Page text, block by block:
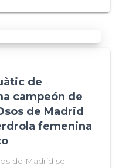
de
campeón de
de Madrid
femenina
de Madrid se